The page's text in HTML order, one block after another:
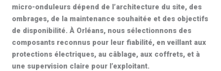
micro-onduleurs dépend de l’architecture du site, des
ombrages, de la maintenance souhaitée et des objectifs
de disponibilité. À Orléans, nous sélectionnons des
composants reconnus pour leur fiabilité, en veillant aux
protections électriques, au câblage, aux coffrets, et à
une supervision claire pour l’exploitant.